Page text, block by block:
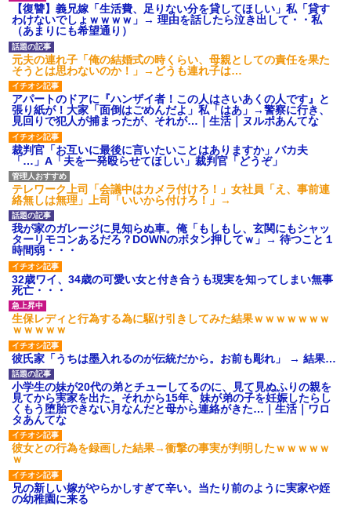
【GIF】JSのカンチョーワロ
タ
後続車にクラクションを鳴ら
され彼氏が逆切れ。「何クラク
ション鳴らしてんだ！降りてこ
いよ！」と怒鳴りだし...
【衝撃】報酬100万円超の治験
募集がこちらｗｗｗｗｗ(※画像
あり)
【ネット騒然】惨殺されたタ
ワマン頂き女子のこの動画、す
げえええええｗｗｗｗｗｗｗｗ
ｗｗｗ
【愕然】白のクラウン俺氏、
高速道路左車線を制限速度で走
った結果wwwwwwwwwwww
百年の恋12-899 食べた量を
張り合ってくる
【悲報】佐藤輝明・・・２軍
でも盛大にやらかす←あまり悲
しませないでくれ
【復讐】義兄嫁「生活費、足りない分を貸してほしい」私「貸す
わけないでしょｗｗｗｗ」→ 理由を話したら泣き出して・・私
（あまりにも希望通り）
元夫の連れ子「俺の結婚式の時くらい、母親としての責任を果た
そうとは思わないのか！」→どうも連れ子は…
アパートのドアに『ハンザイ者！この人はさいあくの人です』と
張り紙が！大家「面倒はごめんだよ」私「はあ」→警察に行き、
見回りで犯人が捕まったが、それが…｜生活｜ヌルポあんてな
裁判官「お互いに最後に言いたいことはありますか」バカ夫
「…」A「夫を一発殴らせてほしい」裁判官「どうぞ」
テレワーク上司「会議中はカメラ付けろ！」女社員「え、事前連
絡無しは無理」上司「いいから付けろ！」→
我が家のガレージに見知らぬ車。俺「もしもし、玄関にもシャッ
ターリモコンあるだろ？DOWNのボタン押してｗ」→ 待つこと１
時間弱・・・
32歳ワイ、34歳の可愛い女と付き合うも現実を知ってしまい無事
死亡・・・
生保レディと行為する為に駆け引きしてみた結果ｗｗｗｗｗｗｗ
ｗｗｗｗｗ
彼氏家「うちは墨入れるのが伝統だから。お前も彫れ」 → 結果…
小学生の妹が20代の弟とチューしてるのに、見て見ぬふりの親を
見てから実家を出た。それから15年、妹が弟の子を妊娠したらし
くもう堕胎できない月なんだと母から連絡がきた…｜生活｜ワロ
タあんてな
彼女との行為を録画した結果→衝撃の事実が判明したｗｗｗｗｗ
ｗ
兄の新しい嫁がやらかしすぎて辛い。当たり前のように実家や姪
の幼稚園に来る